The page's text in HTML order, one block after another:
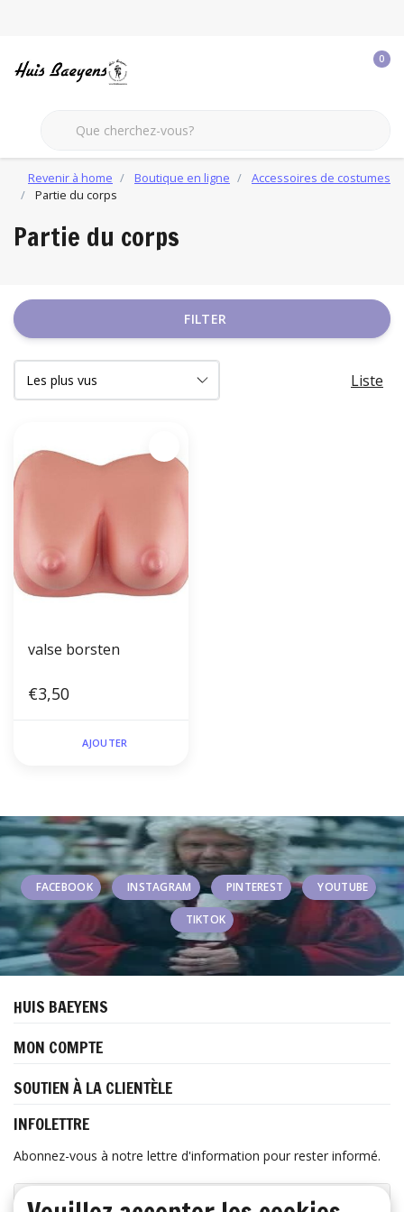
0
Revenir à home Boutique en ligne
Accessoires de costumes
Partie du corps
Partie du corps
FILTER
Liste
valse borsten
€3,50
AJOUTER
FACEBOOK INSTAGRAM PINTEREST YOUTUBE
TIKTOK
HUIS BAEYENS
MON COMPTE
SOUTIEN À LA CLIENTÈLE
INFOLETTRE
Abonnez-vous à notre lettre d'information pour rester informé.